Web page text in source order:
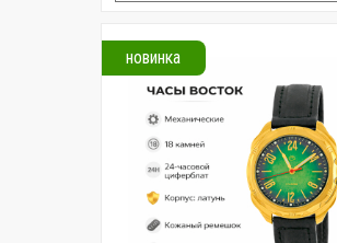
новинка